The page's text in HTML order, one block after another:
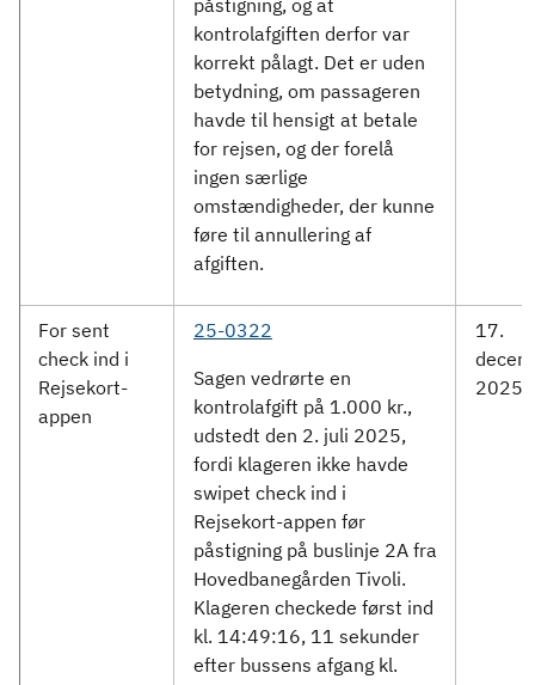
påstigning, og at
kontrolafgiften derfor var
korrekt pålagt. Det er uden
betydning, om passageren
havde til hensigt at betale
for rejsen, og der forelå
ingen særlige
omstændigheder, der kunne
føre til annullering af
afgiften.
For sent
check ind i
Rejsekort-
appen
25-0322
Sagen vedrørte en
kontrolafgift på 1.000 kr.,
udstedt den 2. juli 2025,
fordi klageren ikke havde
swipet check ind i
Rejsekort-appen før
påstigning på buslinje 2A fra
Hovedbanegården Tivoli.
Klageren checkede først ind
kl. 14:49:16, 11 sekunder
efter bussens afgang kl.
17.
2025